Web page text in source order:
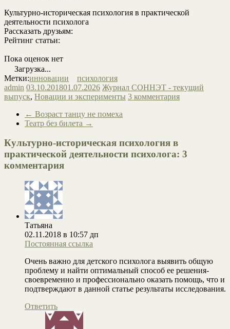
Культурно-историческая психология в практической
деятельности психолога
Рассказать друзьям:
Рейтинг статьи:
Пока оценок нет
Загрузка...
Метки:инновации
психология
admin 03.10.201801.07.2026 Журнал СОННЭТ - текущий
выпуск, Новации и эксперименты 3 комментария
← Возраст танцу не помеха
Театр без билета →
Культурно-историческая психология в
практической деятельности психолога: 3
комментария
Татьяна
02.11.2018 в 10:57 дп
Постоянная ссылка
Очень важно для детского психолога выявить общую
проблему и найти оптимальный способ ее решения-
своевременно и профессионально оказать помощь, что и
подтверждают в данной статье результаты исследования.
Ответить